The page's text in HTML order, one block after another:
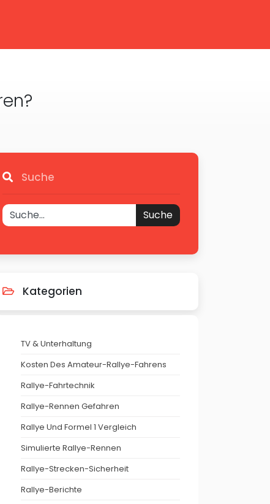
Suche
Suche
Kategorien
TV & Unterhaltung
Kosten Des Amateur-Rallye-Fahrens
Rallye-Fahrtechnik
Rallye-Rennen Gefahren
Rallye Und Formel 1 Vergleich
Simulierte Rallye-Rennen
Rallye-Strecken-Sicherheit
Rallye-Berichte